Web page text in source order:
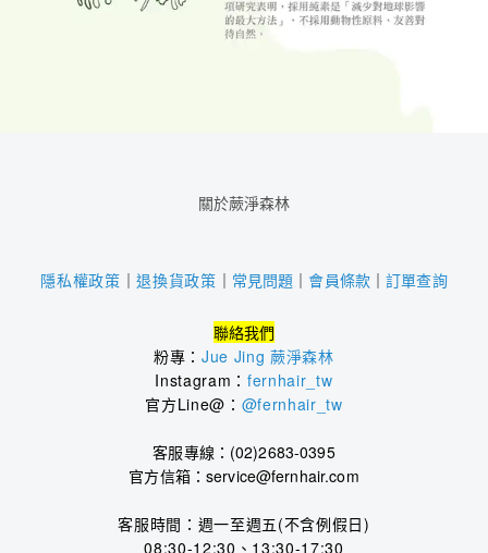
關於蕨淨森林
隱私權政策 ｜退換貨政策 ｜ 常見問題 ｜ 會員條款 ｜訂單查詢
聯絡我們
粉專：Jue Jing 蕨淨森林
Instagram：fernhair_tw
官方Line@： @fernhair_tw
客服專線：(02)2683-0395
官方信箱：service@fernhair.com
客服時間： 週一至週五(不含例假日)
08:30-12:30、13:30-17:30